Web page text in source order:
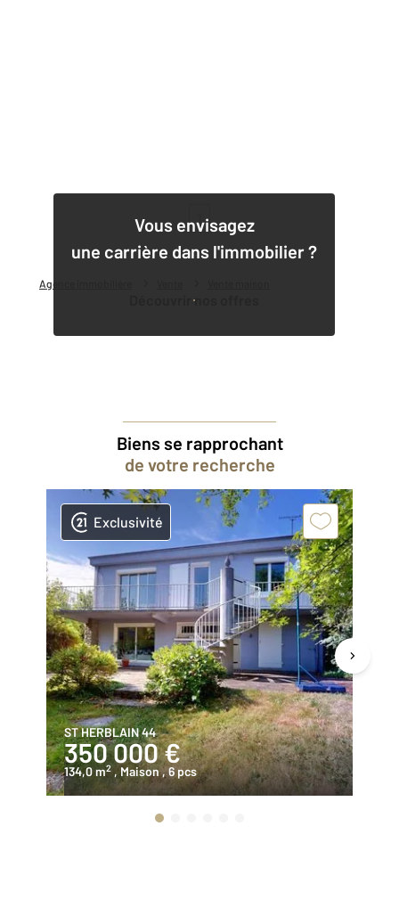
Agence immobilière
Vous envisagez
une carrière dans l'immobilier ?
Découvrir nos offres
1
Biens se rapprochant
de votre recherche
Exclusivité
ST HERBLAIN 44
350 000 €
134,0 m2 , Maison, 6 pcs